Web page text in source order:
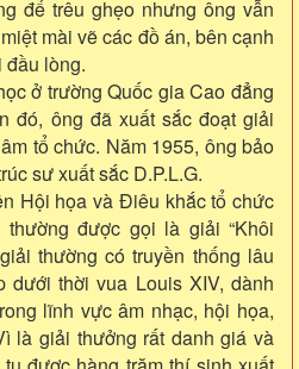
để trêu ghẹo nhưng ông vẫn
mài vẽ các đồ án, bên cạnh
đầu lòng.
ở trường Quốc gia Cao đẳng
đó, ông đã xuất sắc đoạt giải
tổ chức. Năm 1955, ông bảo
sư xuất sắc D.P.L.G.
Hội họa và Điêu khắc tổ chức
thường được gọi là giải “Khôi
thường có truyền thống lâu
dưới thời vua Louis XIV, dành
lĩnh vực âm nhạc, hội họa,
là giải thưởng rất danh giá và